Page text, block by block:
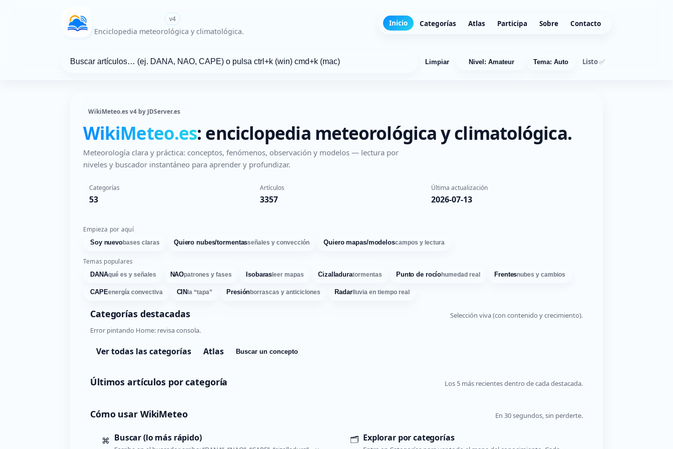
WikiMeteo.es v4
Enciclopedia meteorológica y climatológica.
Inicio Categorías Atlas Participa Sobre Contacto
Limpiar Nivel: Amateur Tema: Auto Listo ✅
WikiMeteo.es v4 by JDServer.es
WikiMeteo.es: enciclopedia meteorológica y climatológica.
Meteorología clara y práctica: conceptos, fenómenos, observación y modelos — lectura por
niveles y buscador instantáneo para aprender y profundizar.
Categorías
53
Artículos
3357
Última actualización
2026-07-13
Empieza por aquí
Soy nuevobases claras Quiero nubes/tormentasseñales y convección Quiero mapas/modeloscampos y lectura
Temas populares
DANAqué es y señales NAOpatrones y fases Isobarasleer mapas Cizalladuratormentas Punto de rocíohumedad real Frentesnubes y cambios
CAPEenergía convectiva CIN la “tapa” Presiónborrascas y anticiclones Radarlluvia en tiempo real
Categorías destacadas
Selección viva (con contenido y crecimiento).
Error pintando Home: revisa consola.
Ver todas las categorías Atlas Buscar un concepto
Últimos artículos por categoría Los 5 más recientes dentro de cada destacada.
Cómo usar WikiMeteo En 30 segundos, sin perderte.
⌘ Buscar (lo más rápido) 🗂️ Explorar por categorías